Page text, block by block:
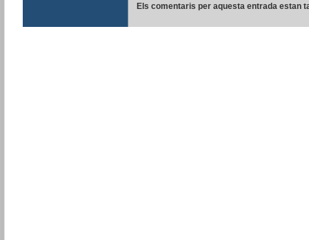
Els comentaris per aquesta entrada estan